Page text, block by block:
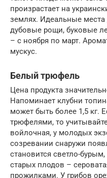
произрастает на
землях. Идеальные
дубовые рощи, буковые
– с ноября по март.
мускус.
Белый трюфель
Цена продукта
Напоминает клубни
может быть более 1,5 кг.
трюфелями, то
войлочная, у молодых
созревании снаружи
становится светло-
старых плодов –
прожилками. У грибов